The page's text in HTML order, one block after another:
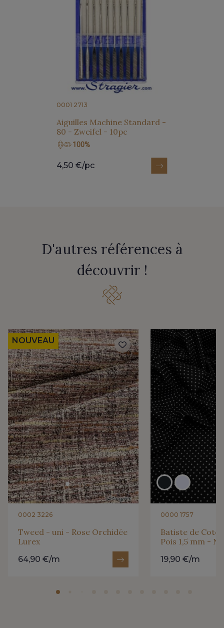
0001 2713
Aiguilles Machine Standard -
80 - Zweifel - 10pc
100%
4,50 €/pc
D'autres références à
découvrir !
NOUVEAU
0002 3226
Tweed - uni - Rose Orchidée
Lurex
64,90 €/m
0000 1757
Batiste de
Pois 1,5 mm -
19,90 €/m